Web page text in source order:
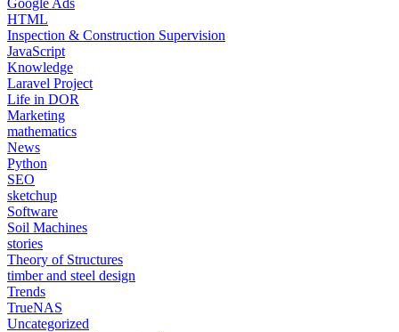
HTML
Inspection & Construction Supervision
JavaScript
Knowledge
Laravel Project
Life in DOR
Marketing
mathematics
News
Python
SEO
sketchup
Software
Soil Machines
stories
Theory of Structures
timber and steel design
Trends
TrueNAS
Uncategorized